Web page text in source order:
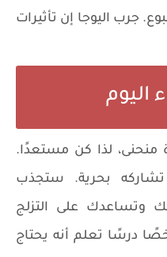
جرب اليوجا إن تأثيرات
اليوم
لذا كن مستعدًا.
بحرية. ستجذب
وتساعدك على التزلج
درسًا تعلم أنه يحتاج